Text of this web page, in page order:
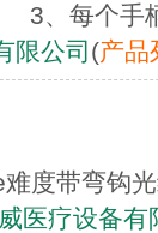
、每个手
限公司 (产品
度带弯钩
医疗设备有